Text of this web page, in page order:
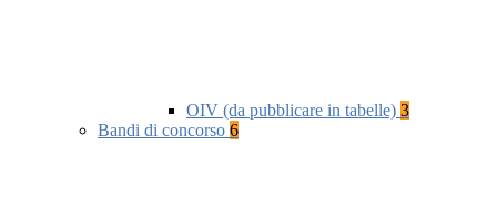
OIV (da pubblicare in tabelle) 3
Bandi di concorso 6